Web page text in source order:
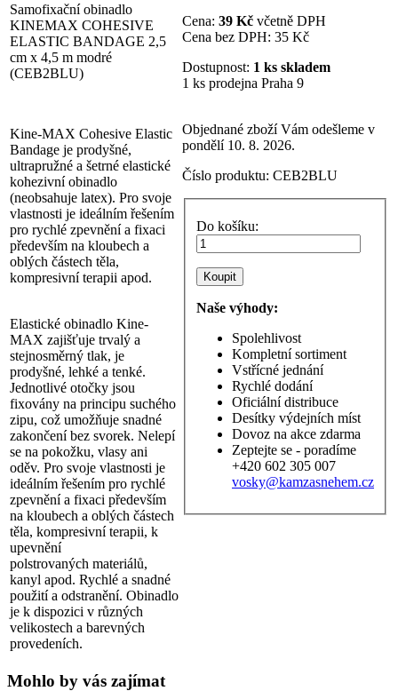
Samofixační obinadlo
KINEMAX COHESIVE
ELASTIC BANDAGE 2,5
cm x 4,5 m modré
(CEB2BLU)
Kine-MAX Cohesive Elastic
Bandage je prodyšné,
ultrapružné a šetrné elastické
kohezivní obinadlo
(neobsahuje latex). Pro svoje
vlastnosti je ideálním řešením
pro rychlé zpevnění a fixaci
především na kloubech a
oblých částech těla,
kompresivní terapii apod.
Elastické obinadlo Kine-
MAX zajišťuje trvalý a
stejnosměrný tlak, je
prodyšné, lehké a tenké.
Jednotlivé otočky jsou
fixovány na principu suchého
zipu, což umožňuje snadné
zakončení bez svorek. Nelepí
se na pokožku, vlasy ani
oděv. Pro svoje vlastnosti je
ideálním řešením pro rychlé
zpevnění a fixaci především
na kloubech a oblých částech
těla, kompresivní terapii, k
upevnění
polstrovaných materiálů,
kanyl apod. Rychlé a snadné
použití a odstranění. Obinadlo
je k dispozici v různých
velikostech a barevných
provedeních.
Cena: 39 Kč včetně DPH
Cena bez DPH: 35 Kč
Dostupnost: 1 ks skladem
1 ks prodejna Praha 9
Objednané zboží Vám odešleme v
pondělí 10. 8. 2026.
Číslo produktu: CEB2BLU
Do košíku:
Naše výhody:
Spolehlivost
Kompletní sortiment
Vstřícné jednání
Rychlé dodání
Oficiální distribuce
Desítky výdejních míst
Dovoz na akce zdarma
Zeptejte se - poradíme
+420 602 305 007
vosky@kamzasnehem.cz
Mohlo by vás zajímat